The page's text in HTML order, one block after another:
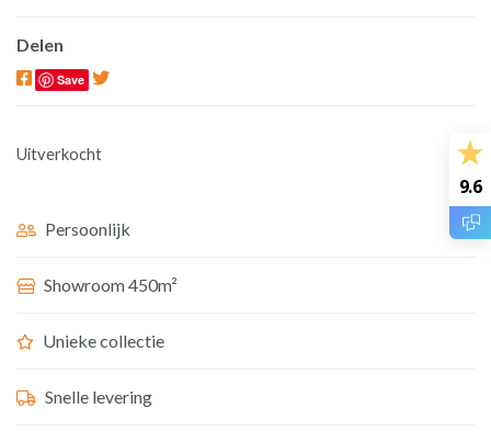
Delen
Save
Uitverkocht
Persoonlijk
Showroom 450m²
Unieke collectie
Snelle levering
9.6